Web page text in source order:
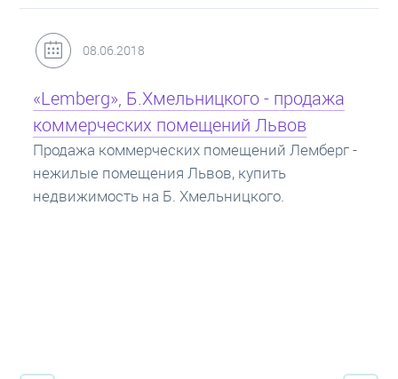
31.05.2018
Кредит под залог недвижимости:
ипотека
Ипотека на квартиру - кредит на жилье под
залог недвижимости. Купить в ипотеку - что
нужно знать? Консультация от Экспертов об